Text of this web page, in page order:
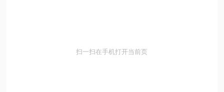
扫一扫在手机打开当前页